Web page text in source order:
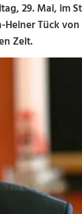
29. Mai, im
Heiner Tück
Zeit.